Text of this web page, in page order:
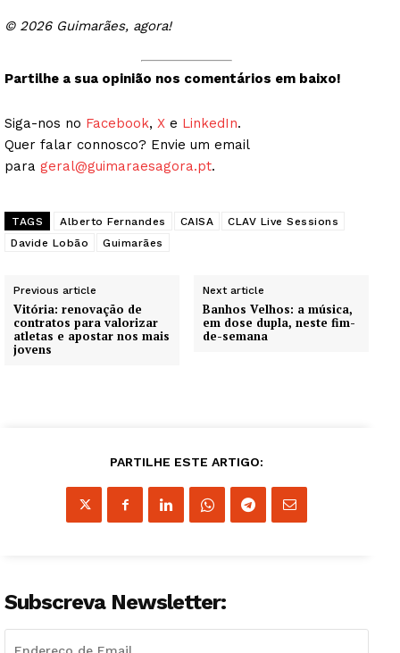
© 2026 Guimarães, agora!
Partilhe a sua opinião nos comentários em baixo!
Siga-nos no Facebook, X e LinkedIn.
Quer falar connosco? Envie um email
para geral@guimaraesagora.pt.
TAGS Alberto Fernandes CAISA
CLAV Live Sessions
Davide Lobão
Guimarães
Previous article
Vitória: renovação de
contratos para valorizar
atletas e apostar nos mais
jovens
Next article
Banhos Velhos: a música,
em dose dupla, neste fim-
de-semana
PARTILHE ESTE ARTIGO:
Subscreva Newsletter: